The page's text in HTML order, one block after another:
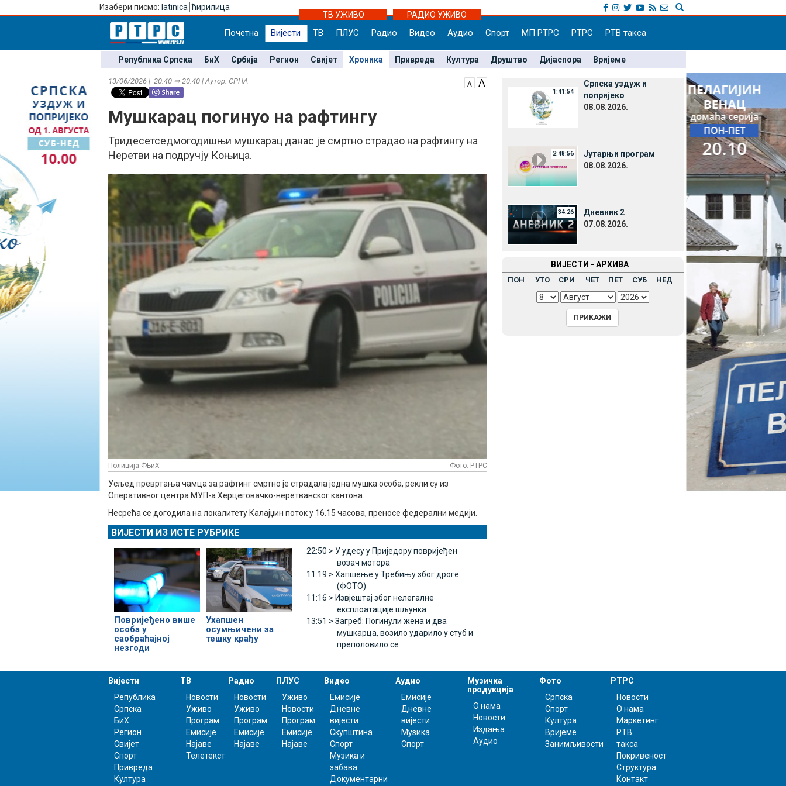
Изабери писмо: latinica ћирилица
ТВ УЖИВО
РАДИО УЖИВО
Почетна Вијести ТВ ПЛУС Радио Видео Аудио Спорт МП РТРС РТРС РТВ такса
Република Српска БиХ Србија Регион Свијет Хроника Привреда Култура Друштво Дијаспора Вријеме
13/06/2026 | 20:40 ⇒ 20:40 | Аутор: СРНА
Мушкарац погинуо на рафтингу
Тридесетседмогодишњи мушкарац данас је смртно страдао на рафтингу на
Неретви на подручју Коњица.
Полиција ФБиХ Фото: РТРС
Усљед превртања чамца за рафтинг смртно је страдала једна мушка особа, рекли су из
Оперативног центра МУП-а Херцеговачко-неретванског кантона.
Несрећа се догодила на локалитету Калајџин поток у 16.15 часова, преносе федерални медији.
ВИЈЕСТИ ИЗ ИСТЕ РУБРИКЕ
Повријеђено више
особа у
саобраћајној
незгоди
Ухапшен
осумњичени за
тешку крађу
22:50 > У удесу у Приједору повријеђен
возач мотора
11:19 > Хапшење у Требињу због дроге
(ФОТО)
11:16 > Извјештај због нелегалне
експлоатације шљунка
13:51 > Загреб: Погинули жена и два
мушкарца, возило ударило у стуб и
преполовило се
1:41:54
Српска уздуж и
попријеко
08.08.2026.
2:48:56
Јутарњи програм
08.08.2026.
34:26
Дневник 2
07.08.2026.
ВИЈЕСТИ - АРХИВА
ПОН УТО СРИ ЧЕТ ПЕТ СУБ НЕД
Вијести
Република
Српска
БиХ
Регион
Свијет
Спорт
Привреда
Култура
ТВ
Новости
Уживо
Програм
Емисије
Најаве
Телетекст
Радио
Новости
Уживо
Програм
Емисије
Најаве
ПЛУС
Уживо
Новости
Програм
Емисије
Најаве
Видео
Емисије
Дневне
вијести
Скупштина
Спорт
Музика и
забава
Документарни
Аудио
Емисије
Дневне
вијести
Музика
Спорт
Музичка
продукција
О нама
Новости
Издања
Аудио
Фото
Српска
Спорт
Култура
Вријеме
Занимљивости
РТРС
Новости
О нама
Маркетинг
РТВ
такса
Покривеност
Структура
Контакт